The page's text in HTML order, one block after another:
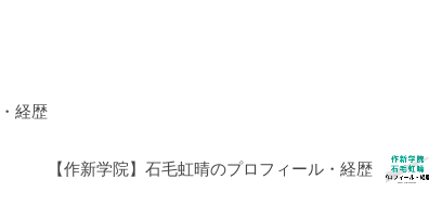
経歴
【作新学院】石毛虹晴のプロフィール・経歴